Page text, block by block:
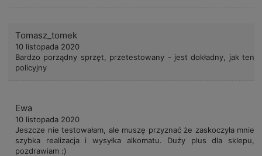
Tomasz_tomek
10 listopada 2020
Bardzo porządny sprzęt, przetestowany - jest dokładny, jak ten
policyjny
Ewa
10 listopada 2020
Jeszcze nie testowałam, ale muszę przyznać że zaskoczyła mnie
szybka realizacja i wysyłka alkomatu. Duży plus dla sklepu,
pozdrawiam :)